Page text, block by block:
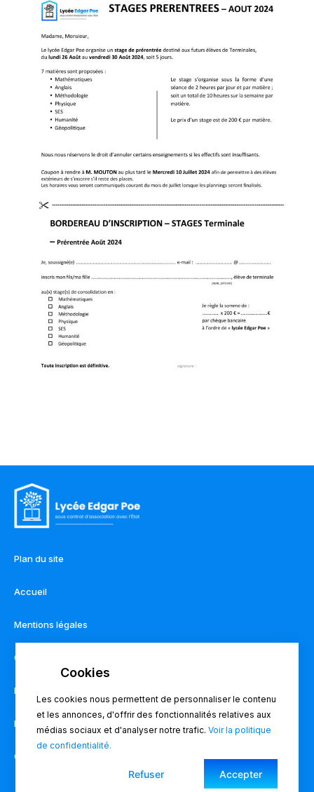
Plan du site
Accueil
Mentions légales
Contact
Règlement intérieur
Pronote
Charte du lycée
Les cookies nous permettent de personnaliser le contenu
et les annonces, d'offrir des fonctionnalités relatives aux
médias sociaux et d'analyser notre trafic.Voir la politique
de confidentialité.
Accepter
Refuser